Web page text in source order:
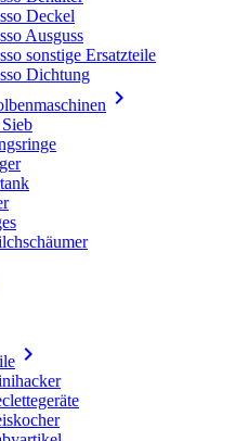
Deckel
Ausguss
sonstige Ersatzteile
Dichtung

